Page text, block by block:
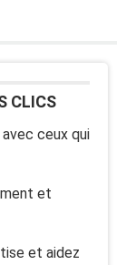
CLICS
ceux qui
et
et aidez